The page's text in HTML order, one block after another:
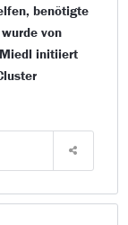
benötigte
von
initiiert